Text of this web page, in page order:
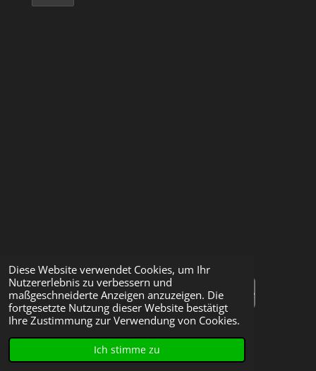
Diese Website verwendet Cookies, um Ihr
Nutzererlebnis zu verbessern und
maßgeschneiderte Anzeigen anzuzeigen. Die
fortgesetzte Nutzung dieser Website bestätigt
Ihre Zustimmung zur Verwendung von Cookies.
Ich stimme zu
Zurück zur Wischfest Webseite
© 2024 - 2026 Wischfest Shop